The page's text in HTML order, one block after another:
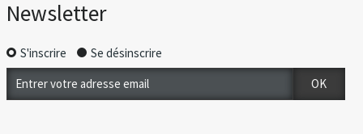
Newsletter
S'inscrire Se désinscrire